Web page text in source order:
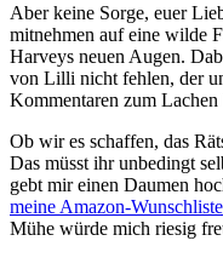
Aber keine Sorge, euer
mitnehmen auf eine wilde
Harveys neuen Augen.
von Lilli nicht fehlen, der
Kommentaren zum Lachen
Ob wir es schaffen, das
Das müsst ihr unbedingt
gebt mir einen Daumen
meine Amazon-Wunschliste
Mühe würde mich riesig